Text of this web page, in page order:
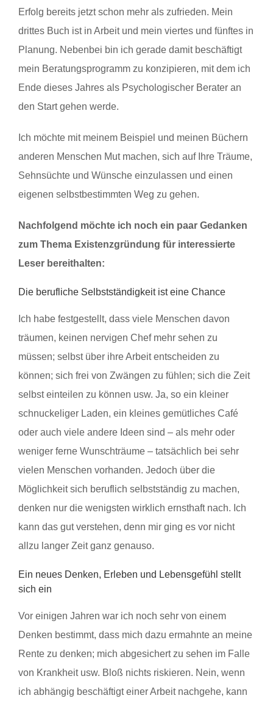
Erfolg bereits jetzt schon mehr als zufrieden. Mein
drittes Buch ist in Arbeit und mein viertes und fünftes in
Planung. Nebenbei bin ich gerade damit beschäftigt
mein Beratungsprogramm zu konzipieren, mit dem ich
Ende dieses Jahres als Psychologischer Berater an
den Start gehen werde.
Ich möchte mit meinem Beispiel und meinen Büchern
anderen Menschen Mut machen, sich auf Ihre Träume,
Sehnsüchte und Wünsche einzulassen und einen
eigenen selbstbestimmten Weg zu gehen.
Nachfolgend möchte ich noch ein paar Gedanken
zum Thema Existenzgründung für interessierte
Leser bereithalten:
Die berufliche Selbstständigkeit ist eine Chance
Ich habe festgestellt, dass viele Menschen davon
träumen, keinen nervigen Chef mehr sehen zu
müssen; selbst über ihre Arbeit entscheiden zu
können; sich frei von Zwängen zu fühlen; sich die Zeit
selbst einteilen zu können usw. Ja, so ein kleiner
schnuckeliger Laden, ein kleines gemütliches Café
oder auch viele andere Ideen sind – als mehr oder
weniger ferne Wunschträume – tatsächlich bei sehr
vielen Menschen vorhanden. Jedoch über die
Möglichkeit sich beruflich selbstständig zu machen,
denken nur die wenigsten wirklich ernsthaft nach. Ich
kann das gut verstehen, denn mir ging es vor nicht
allzu langer Zeit ganz genauso.
Ein neues Denken, Erleben und Lebensgefühl stellt
sich ein
Vor einigen Jahren war ich noch sehr von einem
Denken bestimmt, dass mich dazu ermahnte an meine
Rente zu denken; mich abgesichert zu sehen im Falle
von Krankheit usw. Bloß nichts riskieren. Nein, wenn
ich abhängig beschäftigt einer Arbeit nachgehe, kann